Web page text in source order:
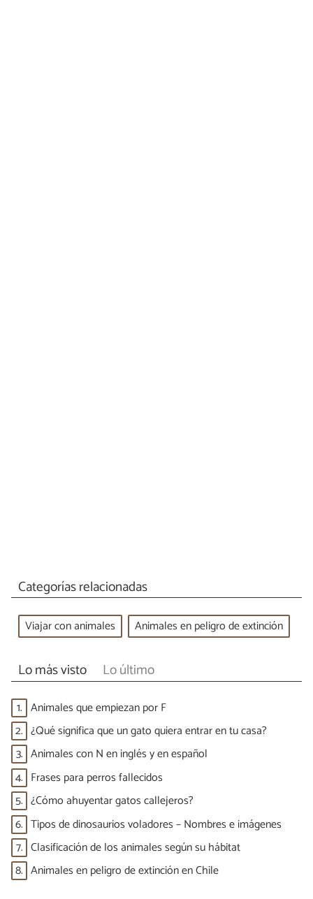
Categorías relacionadas
Viajar con animales Animales en peligro de extinción
Lo más visto Lo último
1. Animales que empiezan por F
2. ¿Qué significa que un gato quiera entrar en tu casa?
3. Animales con N en inglés y en español
4. Frases para perros fallecidos
5. ¿Cómo ahuyentar gatos callejeros?
6. Tipos de dinosaurios voladores – Nombres e imágenes
7. Clasificación de los animales según su hábitat
8. Animales en peligro de extinción en Chile